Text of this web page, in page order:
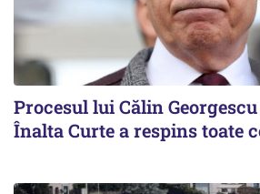
Procesul lui Călin
Înalta Curte a respins toate